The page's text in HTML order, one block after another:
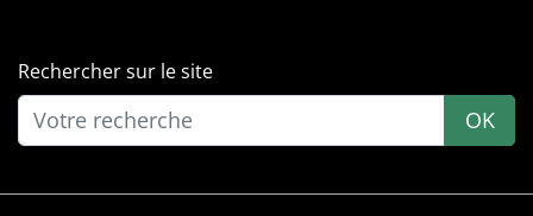
Rechercher sur le site
OK